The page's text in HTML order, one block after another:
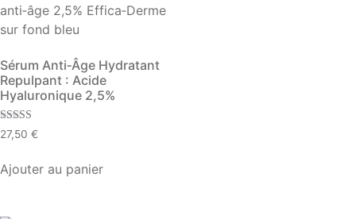
Sérum Anti‑Âge Hydratant
Repulpant : Acide
Hyaluronique 2,5%
Note
4.29
27,50 €
Ajouter au panier